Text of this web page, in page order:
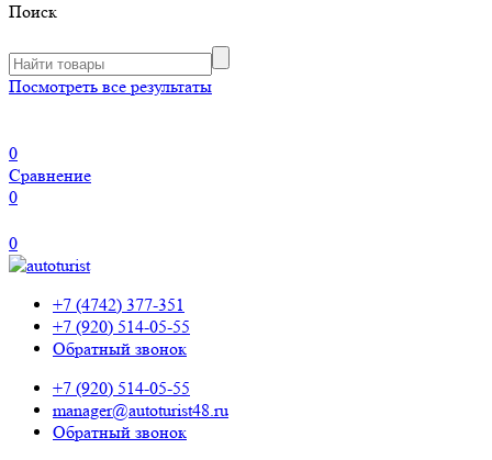
Поиск
Посмотреть все результаты
0
Сравнение
0
0
+7 (4742) 377-351
+7 (920) 514-05-55
Обратный звонок
+7 (920) 514-05-55
manager@autoturist48.ru
Обратный звонок